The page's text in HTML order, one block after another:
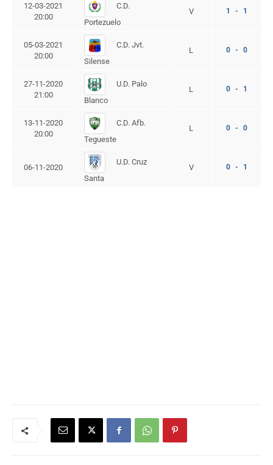
12-03-2021
20:00
C.D.
Portezuelo
V 1 - 1
05-03-2021
20:00
C.D. Jvt.
Silense
L 0 - 0
27-11-2020
21:00
U.D. Palo
Blanco
L 0 - 1
13-11-2020
20:00
C.D. Afb.
Tegueste
L 0 - 0
06-11-2020
U.D. Cruz
Santa
V 0 - 1